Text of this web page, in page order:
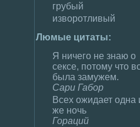
грубый
извоpoтливый
Люмые цитаты:
Я ничего не знаю о
сексе, потому что
была замужем.
Сари Габор
Всех ожидает одна
же ночь
Гораций